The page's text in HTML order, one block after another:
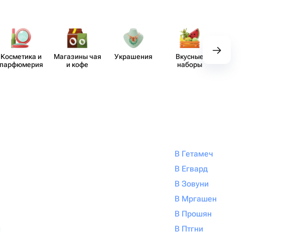
Косметика и
парф​юмерия
Магазины чая
и кофе
Украшения
Вкусные
наборы
В Гетамеч
В Егвард
В Зовуни
В Мргашен
В Прошян
В Птгни